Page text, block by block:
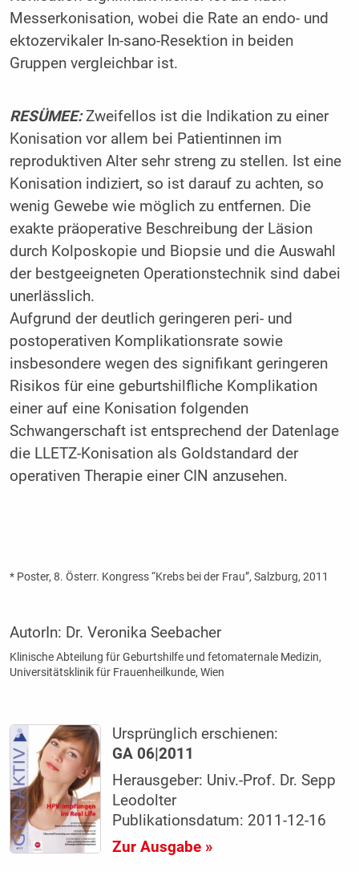
Messerkonisation, wobei die Rate an endo- und
ektozervikaler In-sano-Resektion in beiden
Gruppen vergleichbar ist.
RESÜMEE:Zweifellos ist die Indikation zu einer
Konisation vor allem bei Patientinnen im
reproduktiven Alter sehr streng zu stellen. Ist eine
Konisation indiziert, so ist darauf zu achten, so
wenig Gewebe wie möglich zu entfernen. Die
exakte präoperative Beschreibung der Läsion
durch Kolposkopie und Biopsie und die Auswahl
der bestgeeigneten Operationstechnik sind dabei
unerlässlich.
Aufgrund der deutlich geringeren peri- und
postoperativen Komplikationsrate sowie
insbesondere wegen des signifikant geringeren
Risikos für eine geburtshilfliche Komplikation
einer auf eine Konisation folgenden
Schwangerschaft ist entsprechend der Datenlage
die LLETZ-Konisation als Goldstandard der
operativen Therapie einer CIN anzusehen.
* Poster, 8. Österr. Kongress “Krebs bei der Frau”, Salzburg, 2011
AutorIn: Dr. Veronika Seebacher
Klinische Abteilung für Geburtshilfe und fetomaternale Medizin,
Universitätsklinik für Frauenheilkunde, Wien
Ursprünglich erschienen:
GA 06|2011
Herausgeber: Univ.-Prof. Dr. Sepp
Leodolter
Publikationsdatum: 2011-12-16
Zur Ausgabe »